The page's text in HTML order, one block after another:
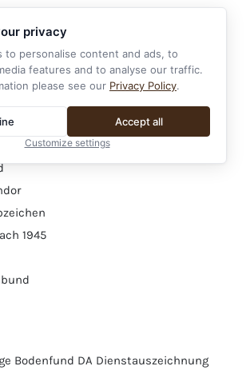
Auszeichnungen
1945
Bodenfund DA Dienstauszeichnung
privacy
to personalise content and ads, to
features and to analyse our traffic.
please see our Privacy Policy.
Accept all
Customize settings